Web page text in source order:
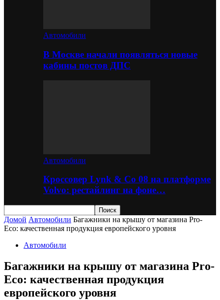
Автомобили
В Москве начали появляться новые
кабины постов ДПС
Автомобили
Кроссовер Lynk & Co 08 на платформе
Volvo: рестайлинг на фоне…
Домой Автомобили Багажники на крышу от магазина Pro-
Eco: качественная продукция европейского уровня
Автомобили
Багажники на крышу от магазина Pro-
Eco: качественная продукция
европейского уровня